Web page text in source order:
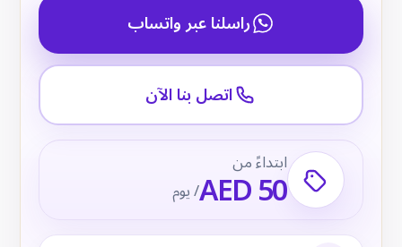
راسلنا عبر واتساب
اتصل بنا الآن
ابتداءً من
AED 50/ يوم